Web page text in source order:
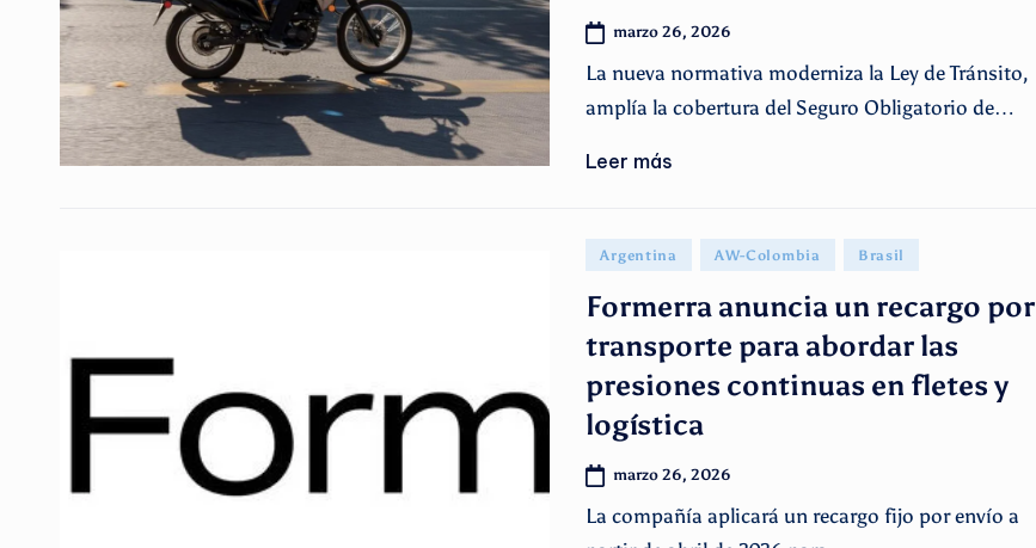
marzo 26, 2026
La nueva normativa moderniza la Ley de Tránsito,
amplía la cobertura del Seguro Obligatorio de…
Leer más
Publicado
Argentina AW-Colombia Brasil
Formerra anuncia un recargo por
transporte para abordar las
presiones continuas en fletes y
logística
marzo 26, 2026
La compañía aplicará un recargo fijo por envío a